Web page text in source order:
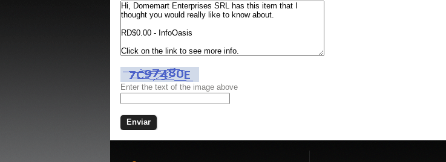
Enter the text of the image above